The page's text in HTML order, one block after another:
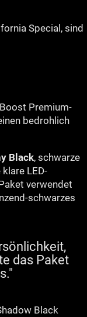
Special, sind
Premium-
bedrohlich
Black, schwarze
LED-
verwendet
schwarzes
das Paket
Black